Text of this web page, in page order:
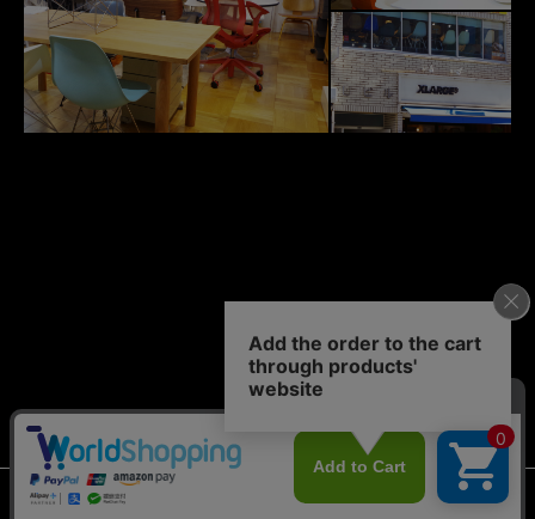
© 2011-2026 case study shop NAGOYA